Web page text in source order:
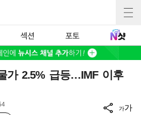
섹션 포토
가 2.5% 급등…IMF 이후
가가